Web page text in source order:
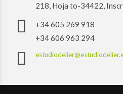
218, Hoja to-34422,
+34 605 269 918
+34 606 963 294